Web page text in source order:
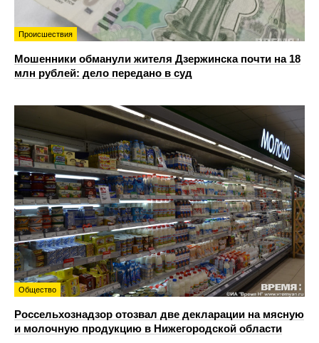
Происшествия
Мошенники обманули жителя Дзержинска почти на 18
млн рублей: дело передано в суд
Общество
Россельхознадзор отозвал две декларации на мясную
и молочную продукцию в Нижегородской области